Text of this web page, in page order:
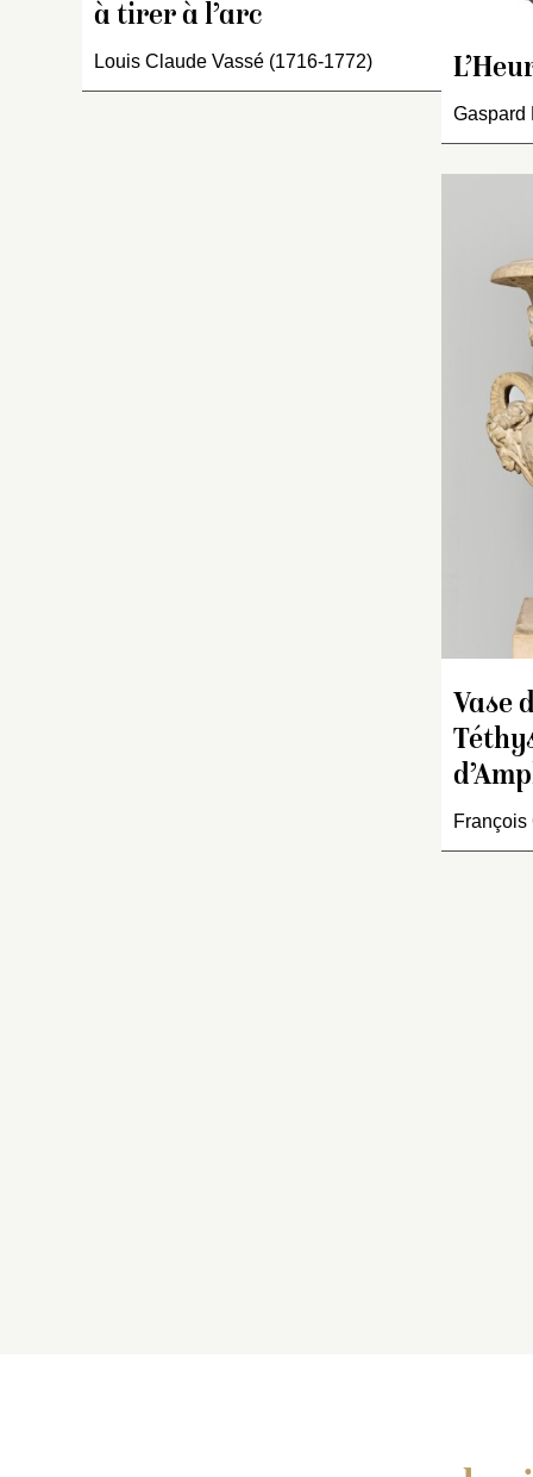
à tirer à l’arc
Louis Claude Vassé (1716-1772)
Gaspard
Vase
François